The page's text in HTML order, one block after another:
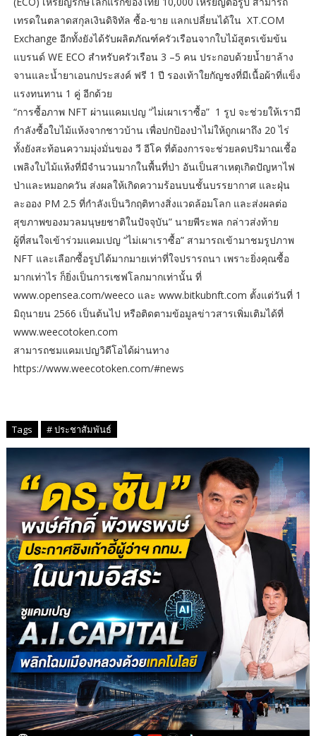
เทรดในตลาดสกุลเงินดิจิทัล ซื้อ-ขาย แลกเปลี่ยนได้ใน XT.COM
Exchange อีกทั้งยังได้รับผลิตภัณฑ์ครัวเรือนจากใบไม้สูตรเข้มข้น
แบรนด์ WE ECO สำหรับครัวเรือน 3 –5 คน ประกอบด้วยน้ำยาล้าง
จานและน้ำยาเอนกประสงค์ ฟรี 1 ปี รองเท้าใยกัญชงที่มีเนื้อผ้าที่แข็ง
แรงทนทาน 1 คู่ อีกด้วย
“การซื้อภาพ NFT ผ่านแคมเปญ “ไม่เผาเราซื้อ” 1 รูป จะช่วยให้เรามี
กำลังซื้อใบไม้แห้งจากชาวบ้าน เพื่อปกป้องป่าไม่ให้ถูกเผาถึง 20 ไร่
ทั้งยังสะท้อนความมุ่งมั่นของ วี อีโค ที่ต้องการจะช่วยลดปริมาณเชื้อ
เพลิงใบไม้แห้งที่มีจำนวนมากในพื้นที่ป่า อันเป็นสาเหตุเกิดปัญหาไฟ
ป่าและหมอกควัน ส่งผลให้เกิดความร้อนบนชั้นบรรยากาศ และฝุ่น
ละออง PM 2.5 ที่กำลังเป็นวิกฤติทางสิ่งแวดล้อมโลก และส่งผลต่อ
สุขภาพของมวลมนุษยชาติในปัจจุบัน” นายพีระพล กล่าวส่งท้าย
ผู้ที่สนใจเข้าร่วมแคมเปญ “ไม่เผาเราซื้อ” สามารถเข้ามาชมรูปภาพ
NFT และเลือกซื้อรูปได้มากมายเท่าที่ใจปรารถนา เพราะยิ่งคุณซื้อ
มากเท่าไร ก็ยิ่งเป็นการเซฟโลกมากเท่านั้น ที่
www.opensea.com/weeco และ www.bitkubnft.com ตั้งแต่วันที่ 1
มิถุนายน 2566 เป็นต้นไป หรือติดตามข้อมูลข่าวสารเพิ่มเติมได้ที่
www.weecotoken.com
สามารถชมแคมเปญวิดีโอได้ผ่านทาง
https://www.weecotoken.com/#news
Tags # ประชาสัมพันธ์